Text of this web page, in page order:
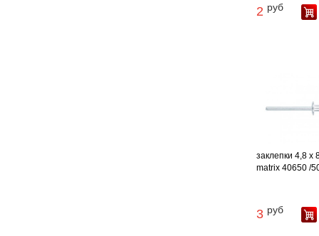
2 руб
заклепки 4,8 х
matrix 40650 /
3 руб